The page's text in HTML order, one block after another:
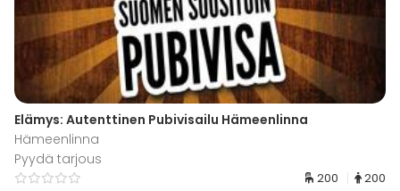
Elämys: Autenttinen Pubivisailu Hämeenlinna
Hämeenlinna
Pyydä tarjous
200 200